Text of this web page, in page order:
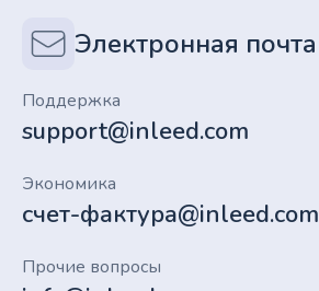
Электронная почта
Поддержка
support@inleed.com
Экономика
счет-фактура@inleed.com
Прочие вопросы